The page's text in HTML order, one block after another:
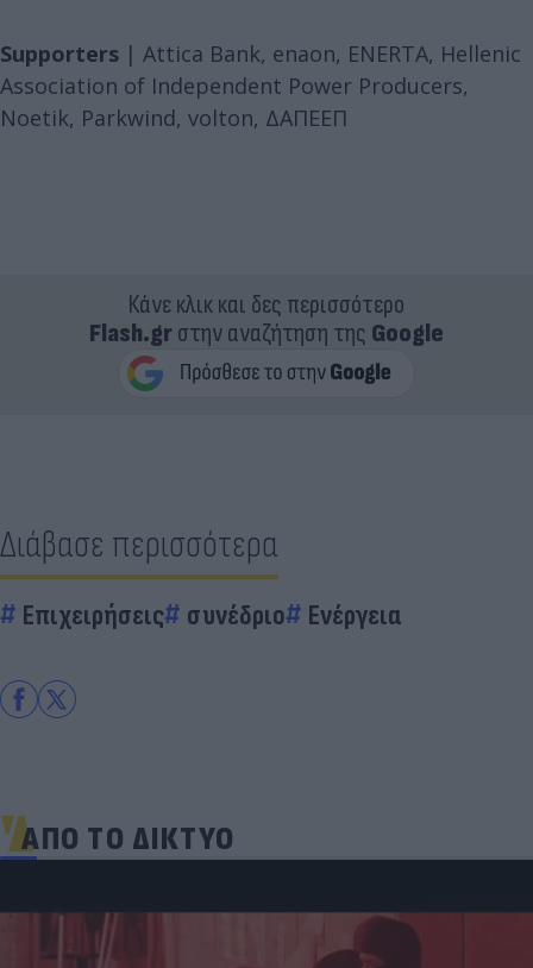
Supporters | Attica Bank, enaon, ENERTA, Hellenic
Association of Independent Power Producers,
Noetik, Parkwind, volton, ΔΑΠΕΕΠ
Κάνε κλικ και δες περισσότερο
Flash.grστην αναζήτηση της Google
Διάβασε περισσότερα
Επιχειρήσεις συνέδριο Ενέργεια
ΑΠΟ ΤΟ ΔΙΚΤΥΟ